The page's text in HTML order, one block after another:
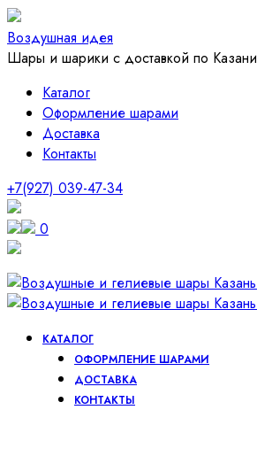
Воздушная идея
Шары и шарики с доставкой по Казани
Каталог
Оформление шарами
Доставка
Контакты
+7(927) 039-47-34
0
КАТАЛОГ
ОФОРМЛЕНИЕ ШАРАМИ
ДОСТАВКА
КОНТАКТЫ